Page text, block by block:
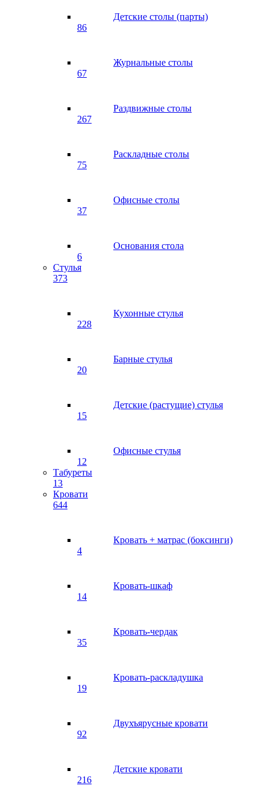
Детские столы (парты)
86
Журнальные столы
67
Раздвижные столы
267
Раскладные столы
75
Офисные столы
37
Основания стола
6
Стулья
373
Кухонные стулья
228
Барные стулья
20
Детские (растущие) стулья
15
Офисные стулья
12
Табуреты
13
Кровати
644
Кровать + матрас (боксинги)
4
Кровать-шкаф
14
Кровать-чердак
35
Кровать-раскладушка
19
Двухъярусные кровати
92
Детские кровати
216